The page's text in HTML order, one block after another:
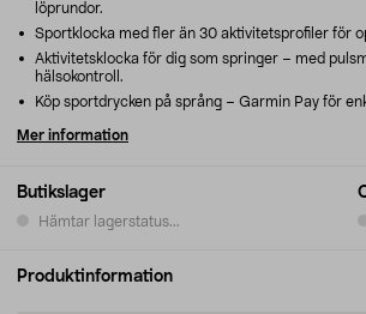
Butikslager
Hämtar lagerstatus...
löprundor.
Sportklocka med fler än 30 aktivitetsprofiler för
Aktivitetsklocka för dig som springer – med
hälsokontroll.
Köp sportdrycken på språng – Garmin Pay för
Mer information
Produktinformation